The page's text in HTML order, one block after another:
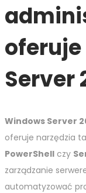
Server
Windows Server
oferuje narzędzia
PowerShell czy
zarządzanie
automatyzować